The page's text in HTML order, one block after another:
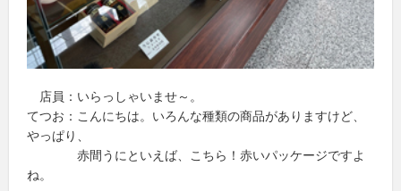
店員：いらっしゃいませ～。
てつお：こんにちは。いろんな種類の商品がありますけど、
やっぱり、
赤間うにといえば、こちら！赤いパッケージですよ
ね。